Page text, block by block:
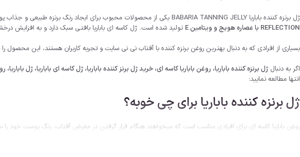
ژل برنزه کننده باباریا BABARIA TANNING JELLY یکی از محصولات محبوب برای ایجاد رنگ برنزه طبیعی و جذاب پوست در زمان آفتاب گرفتن است. این محصول در دو مدل پرطرفدار
REFLECTION با عصاره هویج و ویتامین E
تولید شده است. ژل کاسه ای باباریا بافتی سبک دارد و به افزایش
بسیاری از افرادی که به دنبال بهترین روغن برنزه کننده با آفتاب نی نی سایت و تجربه کاربران هستند، این
اگر به دنبال ژل برنزه کننده باباریا، روغن باباریا کاسه ای، خرید ژل برنز کننده باباریا، ژل کاسه ای باباریا، ژل باباریا،
انتها مطالعه نمایید:
ژل برنزه کننده باباریا برای چی خوبه؟
روغن باباریا کاسه ای برای افرادی مناسب است که میخواهند هنگام قرار گرفتن در معرض آفتاب، رنگ پوست خود